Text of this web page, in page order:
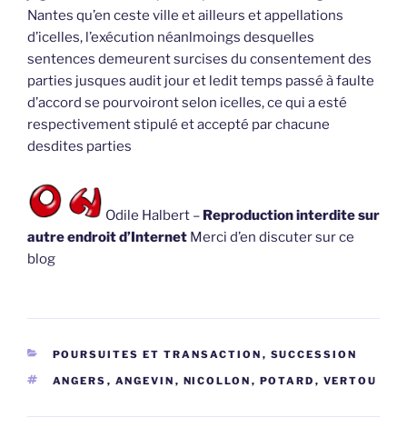
Nantes qu’en ceste ville et ailleurs et appellations
d’icelles, l’exécution néanlmoings desquelles
sentences demeurent surcises du consentement des
parties jusques audit jour et ledit temps passé à faulte
d’accord se pourvoiront selon icelles, ce qui a esté
respectivement stipulé et accepté par chacune
desdites parties
Odile Halbert – Reproduction interdite sur
autre endroit d’Internet Merci d’en discuter sur ce
blog
CATÉGORIES
POURSUITES ET TRANSACTION , SUCCESSION
ÉTIQUETTES
ANGERS , ANGEVIN , NICOLLON , POTARD , VERTOU